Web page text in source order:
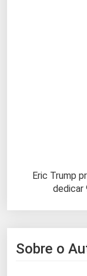
Eric Trump
dedicar
Sobre o